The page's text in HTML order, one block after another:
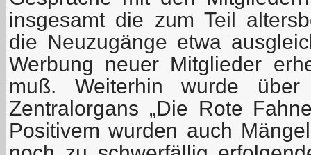
insgesamt die zum Teil
die Neuzugänge etwa
Werbung neuer Mitglieder
muß. Weiterhin wurde
Zentralorgans „Die Rote
Positivem wurden auch